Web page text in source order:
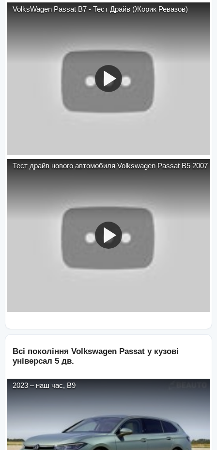
VolksWagen Passat B7 - Тест Драйв (Жорик Ревазов)
Тест драйв нового автомобиля Volkswagen Passat B5 2007
Всі покоління Volkswagen Passat у кузові
універсал 5 дв.
2023 – наш час, B9